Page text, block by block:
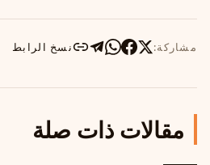
مشاركة: نسخ الرابط
مقالات ذات صلة